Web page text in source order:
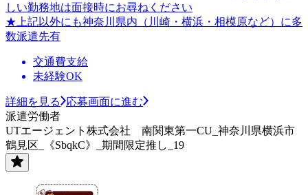
しい勤務地は面接時にお尋ねください
★上記以外にも神奈川県内（川崎・横浜・相模原など）に多
数派遣先有
交通費支給
未経験OK
詳細を見る
応募画面に進む
派遣労働者
UTエージェント株式会社 南関東第一CU_神奈川県横浜市
鶴見区_《SbqkC》_期間限定推し_19